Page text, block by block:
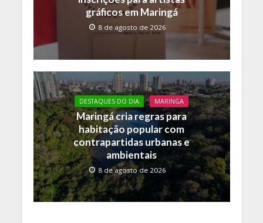
gráficos em Maringá
8 de agosto de 2026
DESTAQUES DO DIA MARINGA
Maringá cria regras para
habitação popular com
contrapartidas urbanas e
ambientais
8 de agosto de 2026